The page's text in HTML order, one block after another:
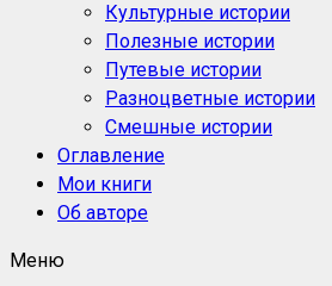
Культурные истории
Полезные истории
Путевые истории
Разноцветные истории
Смешные истории
Оглавление
Мои книги
Об авторе
Меню